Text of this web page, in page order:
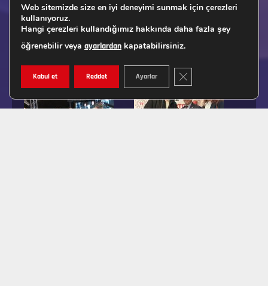
Web sitemizde size en iyi deneyimi sunmak için çerezleri
kullanıyoruz.
Hangi çerezleri kullandığımız hakkında daha fazla şey
öğrenebilir veya ayarlardan kapatabilirsiniz.
Kabul et Reddet Ayarlar GDPR ÇEREZ ŞERIDINI